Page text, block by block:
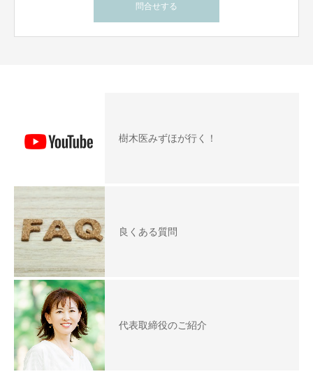
問合せする
樹木医みずほが行く！
良くある質問
代表取締役のご紹介